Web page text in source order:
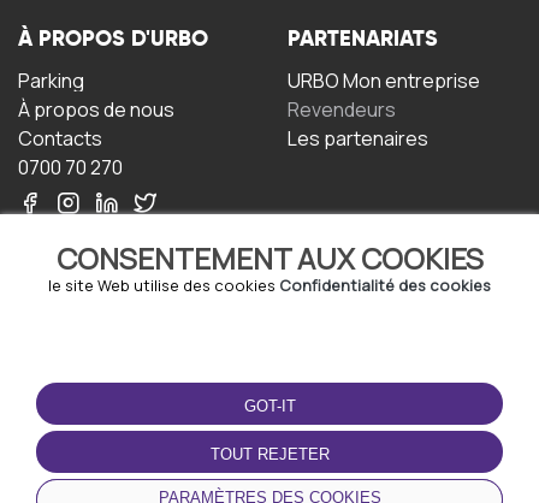
CONSENTEMENT AUX COOKIES
le site Web utilise des cookies Confidentialité des cookies
GOT-IT
TOUT REJETER
PARAMÈTRES DES COOKIES
À PROPOS D'URBO
Parking
À propos de nous
Contacts
0700 70 270
PARTENARIATS
URBO Mon entreprise
Revendeurs
Les partenaires
TERMS-OF-USE
Termes et conditions
Politique de confidentialité
Politique relative aux
cookies
TÉLÉCHARGEZ
L'APPLICATION